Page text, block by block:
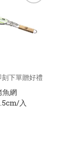
下單贈好禮
魚網
入